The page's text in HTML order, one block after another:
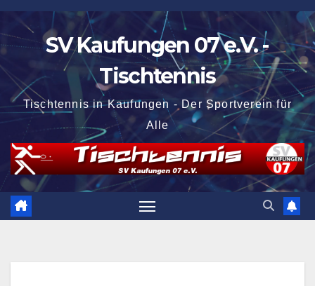
Zum
Inhalt
springen
SV Kaufungen 07 e.V. -
Tischtennis
Tischtennis in Kaufungen - Der Sportverein für
Alle